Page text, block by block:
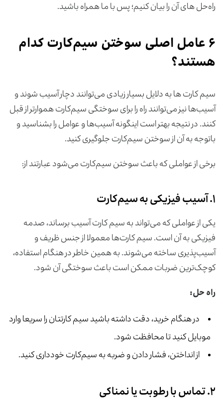
راه‌حل های آن را بیان کنیم؛ پس با ما همراه باشید.
۶ عامل اصلی سوختن سیم‌کارت کدام
هستند؟
سیم کارت ها به دلایل بسیار زیادی می‌توانند دچار آسیب شوند و
آسیب‌ها نیز می‌توانند راه را برای سوختگی سیم‌کارت هموارتر از قبل
کنند. در نتیجه بهتر است اینگونه آسیب‌ها و عوامل را بشناسید و
باتوجه به آن از سوختن سیم‌کارت جلوگیری کنید.
برخی از عواملی که باعث سوختن سیم‌کارت می‌شود عبارتند از:
۱. آسیب فیزیکی به سیم‌کارت
یکی از عواملی که می‌تواند به سیم کارت آسیب برساند، صدمه
فیزیکی به آن است. سیم کارت‌ها معمولا از جنس ظریف و
آسیب‌پذیری ساخته می‌شوند. به همین خاطر در هنگام استفاده،
کوچک‌ترین ضربات ممکن است باعث سوختگی آن شود.
راه حل:
در هنگام خرید، دقت داشته باشید سیم کارتتان را سریعا وارد
موبایل کنید تا محافظت شود.
از انداختن، فشار دادن و ضربه به سیم‌کارت خودداری کنید.
۲. تماس با رطوبت یا نمناکی